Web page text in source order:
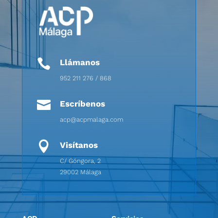
 Llámanos
952 211 276 / 868
 Escríbenos
acp@acpmalaga.com
 Visítanos
C/ Góngora, 2
29002 Málaga